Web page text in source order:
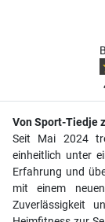
Von Sport-Tiedje
Seit Mai 2024
einheitlich unter
Erfahrung und
mit einem
Zuverlässigkeit